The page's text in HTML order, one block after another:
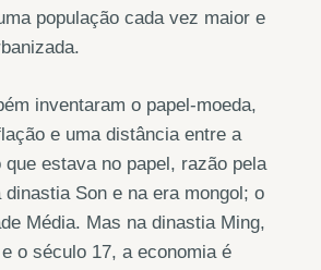
população cada vez maior e
inventaram o papel-moeda,
e uma distância entre a
estava no papel, razão pela
Son e na era mongol; o
Média. Mas na dinastia Ming,
o século 17, a economia é